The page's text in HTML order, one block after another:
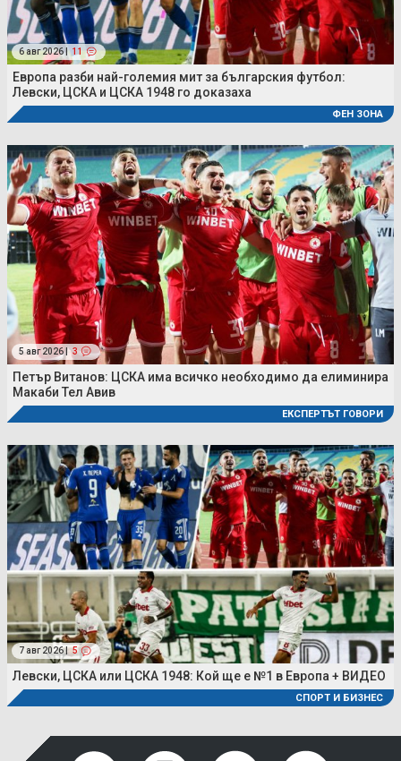
6 авг 2026 | 11
Европа разби най-големия мит за българския футбол:
Левски, ЦСКА и ЦСКА 1948 го доказаха
ФЕН ЗОНА
5 авг 2026 | 3
Петър Витанов: ЦСКА има всичко необходимо да елиминира
Макаби Тел Авив
ЕКСПЕРТЪТ ГОВОРИ
7 авг 2026 | 5
Левски, ЦСКА или ЦСКА 1948: Кой ще е №1 в Европа + ВИДЕО
СПОРТ И БИЗНЕС